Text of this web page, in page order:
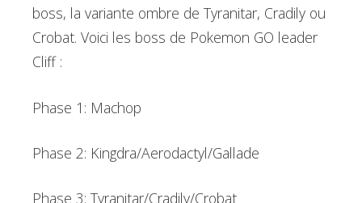
boss, la variante ombre de Tyranitar, Cradily ou
Crobat. Voici les boss de Pokemon GO leader
Cliff :
Phase 1: Machop
Phase 2: Kingdra/Aerodactyl/Gallade
Phase 3: Tyranitar/Cradily/Crobat